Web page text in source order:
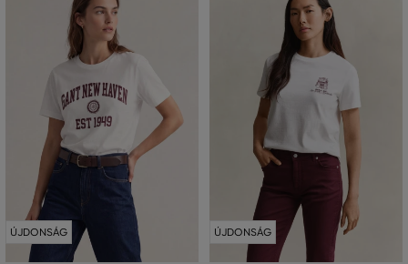
ÚJDONSÁG ÚJDONSÁG